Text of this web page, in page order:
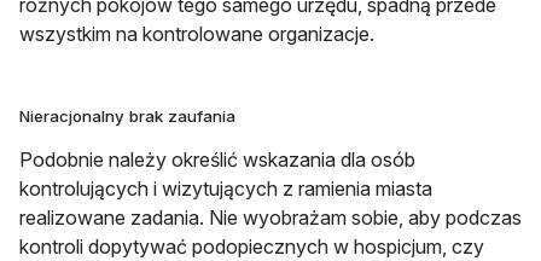
wszystkim na kontrolowane organizacje.
Nieracjonalny brak zaufania
Podobnie należy określić wskazania dla osób
kontrolujących i wizytujących z ramienia miasta
realizowane zadania. Nie wyobrażam sobie, aby podczas
kontroli dopytywać podopiecznych w hospicjum, czy